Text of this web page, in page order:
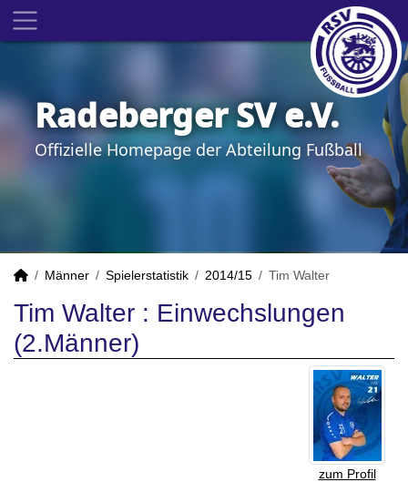
Radeberger SV e.V.
Offizielle Homepage der Abteilung Fußball
Männer Spielerstatistik 2014/15 Tim Walter
Tim Walter : Einwechslungen
(2.Männer)
zum Profil